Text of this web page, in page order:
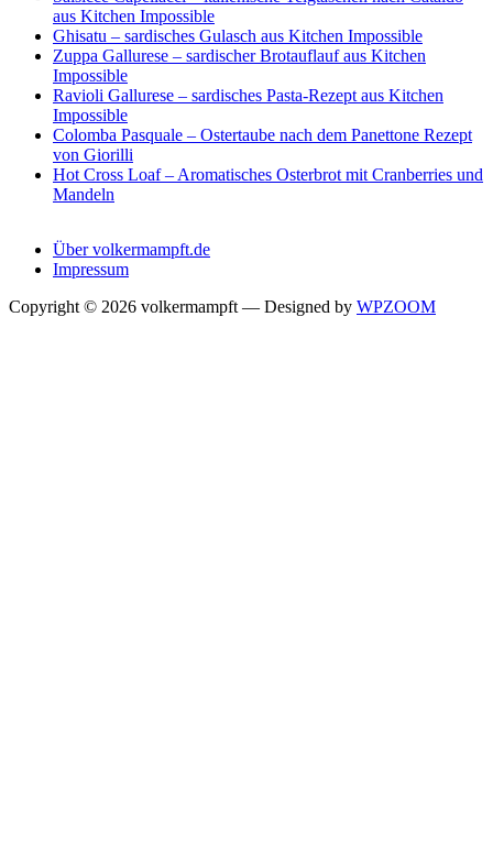
aus Kitchen Impossible
Ghisatu – sardisches Gulasch aus Kitchen Impossible
Zuppa Gallurese – sardischer Brotauflauf aus Kitchen
Impossible
Ravioli Gallurese – sardisches Pasta-Rezept aus Kitchen
Impossible
Colomba Pasquale – Ostertaube nach dem Panettone Rezept
von Giorilli
Hot Cross Loaf – Aromatisches Osterbrot mit Cranberries und
Mandeln
Über volkermampft.de
Impressum
Copyright © 2026 volkermampft — Designed by WPZOOM